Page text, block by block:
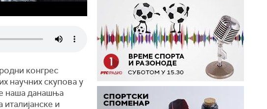
конгрес
научних скупова у
наша данашња
и